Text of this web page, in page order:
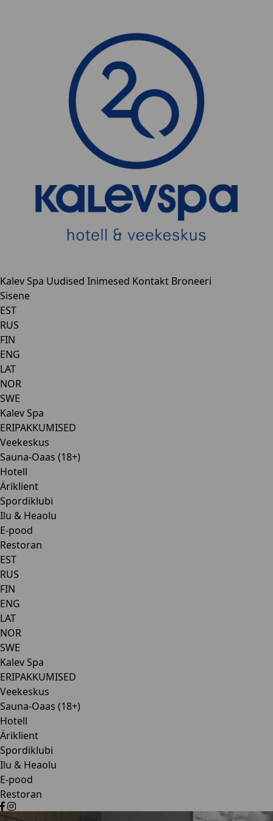
Kalev Spa Uudised Inimesed Kontakt Broneeri
Sisene
EST
RUS
FIN
ENG
LAT
NOR
SWE
Kalev Spa
ERIPAKKUMISED
Veekeskus
Sauna-Oaas (18+)
Hotell
Äriklient
Spordiklubi
Ilu & Heaolu
E-pood
Restoran
EST
RUS
FIN
ENG
LAT
NOR
SWE
Kalev Spa
ERIPAKKUMISED
Veekeskus
Sauna-Oaas (18+)
Hotell
Äriklient
Spordiklubi
Ilu & Heaolu
E-pood
Restoran